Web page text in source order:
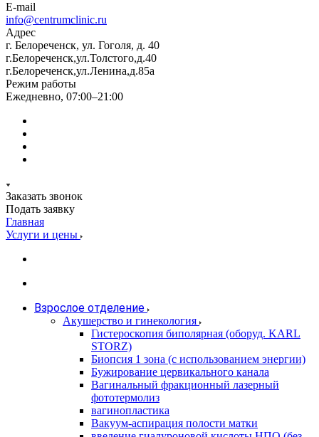
E-mail
info@centrumclinic.ru
Адрес
г. Белореченск, ул. Гоголя, д. 40
г.Белореченск,ул.Толстого,д.40
г.Белореченск,ул.Ленина,д.85а
Режим работы
Ежедневно, 07:00–21:00
Заказать звонок
Подать заявку
Главная
Услуги и цены
Взрослое отделение
Акушерство и гинекология
Гистероскопия биполярная (оборуд. KARL
STORZ)
Биопсия 1 зона (с использованием энергии)
Бужирование цервикального канала
Вагинальный фракционный лазерный
фототермолиз
вагинопластика
Вакуум-аспирация полости матки